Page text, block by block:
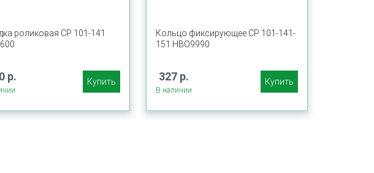
роликовая CP 101-141
р. Купить
Кольцо фиксирующее CP 101-141-
151 HBO9990
327 р.
В наличии
Купить